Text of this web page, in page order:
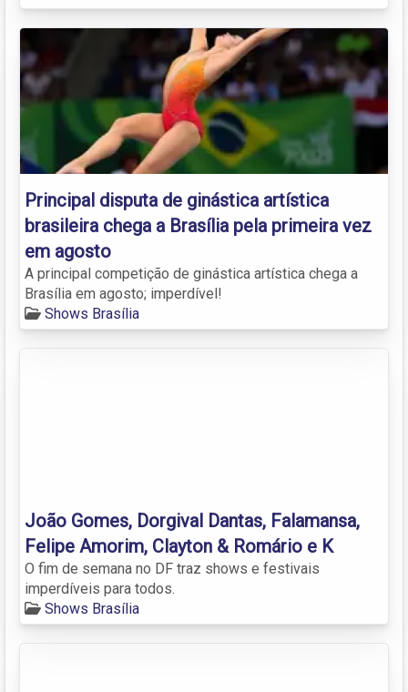
Principal disputa de ginástica artística
brasileira chega a Brasília pela primeira vez
em agosto
A principal competição de ginástica artística chega a
Brasília em agosto; imperdível!
Shows Brasília
João Gomes, Dorgival Dantas, Falamansa,
Felipe Amorim, Clayton & Romário e K
O fim de semana no DF traz shows e festivais
imperdíveis para todos.
Shows Brasília